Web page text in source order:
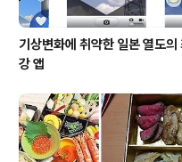
기상변화에 취약한 일본 열도의
강 앱